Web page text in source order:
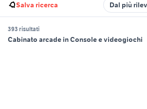
Salva ricerca Dal più
393 risultati
Cabinato arcade in Console e videogiochi